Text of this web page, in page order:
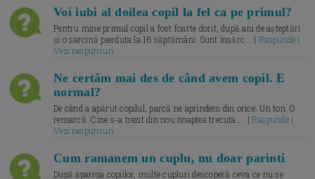
Voi iubi al doilea copil la fel ca pe primul?
Pentru mine primul copil a fost foarte dorit, după ani de așteptări
și o sarcină pierduta la 16 săptămâni. Sunt însărc... | Raspunde |
Vezi raspunsuri
Ne certăm mai des de când avem copil. E
normal?
De când a apărut copilul, parcă ne aprindem din orice. Un ton. O
remarcă. Cine s-a trezit din nou noaptea trecuta.... |Raspunde |
Vezi raspunsuri
Cum ramanem un cuplu, nu doar parinti
După apariția copiilor, multe cupluri descoperă ceva ce nu se